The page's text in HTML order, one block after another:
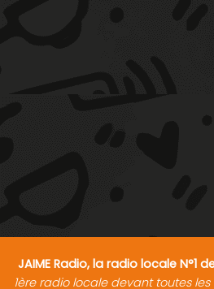
JAIME Radio, la radio locale N°1
1ère radio locale devant toutes